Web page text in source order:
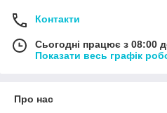
Контакти
Сьогодні працює з 08:00
Показати весь графік
Про нас